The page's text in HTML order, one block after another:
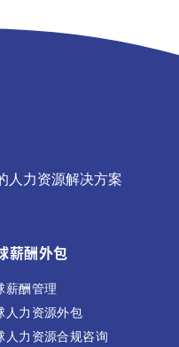
人力资源解决方案
薪酬外包
薪酬管理
人力资源外包
人力资源合规咨询